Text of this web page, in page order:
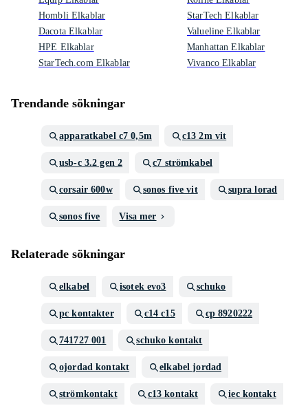
Hombli Elkablar
Dacota Elkablar
HPE Elkablar
StarTech.com Elkablar
StarTech Elkablar
Valueline Elkablar
Manhattan Elkablar
Vivanco Elkablar
Trendande sökningar
apparatkabel c7 0,5m c13 2m vit
usb-c 3.2 gen 2 c7 strömkabel
corsair 600w sonos five vit supra lorad
sonos five Visa mer
Relaterade sökningar
elkabel isotek evo3 schuko
pc kontakter c14 c15 cp 8920222
741727 001 schuko kontakt
ojordad kontakt elkabel jordad
strömkontakt c13 kontakt iec kontakt